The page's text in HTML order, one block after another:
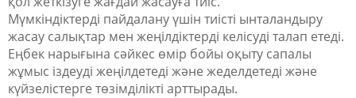
Мүмкіндіктерді пайдалану үшін тиісті ынталандыру
жасау салықтар мен жеңілдіктерді келісуді талап етеді.
Еңбек нарығына сәйкес өмір бойы оқыту сапалы
жұмыс іздеуді жеңілдетеді және жеделдетеді және
күйзелістерге төзімділікті арттырады.